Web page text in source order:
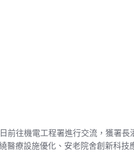
前往機電工程署進行交流，獲署長
醫療設施優化、安老院舍創新科技